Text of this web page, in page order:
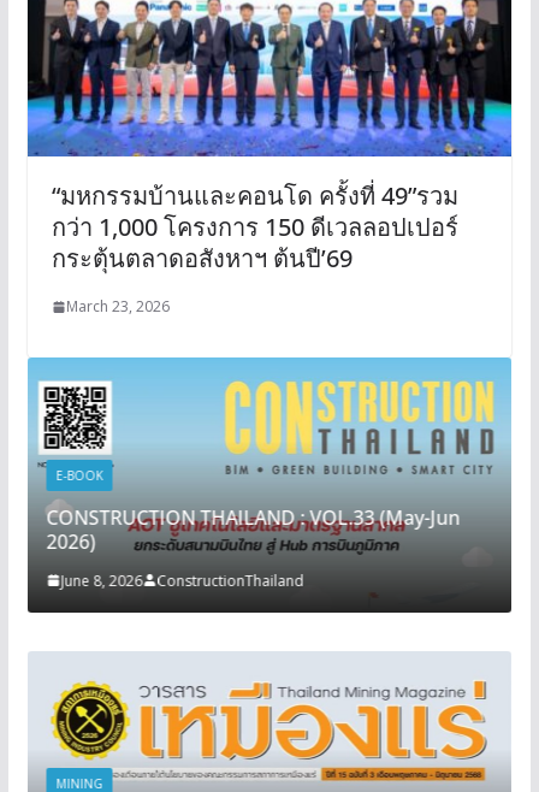
“มหกรรมบ้านและคอนโด ครั้งที่ 49”รวม
กว่า 1,000 โครงการ 150 ดีเวลลอปเปอร์
กระตุ้นตลาดอสังหาฯ ต้นปี’69
March 23, 2026
E-BOOK
CONSTRUCTION THAILAND : VOL.33 (May-Jun
2026)
June 8, 2026 ConstructionThailand
MINING